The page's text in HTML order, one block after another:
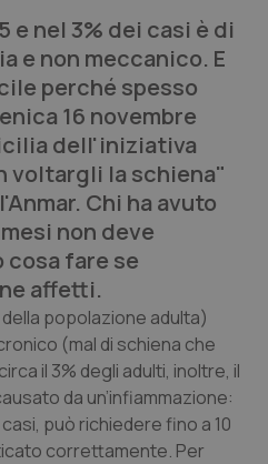
e nel 3% dei casi è di
e non meccanico. E
perché spesso
16 novembre
dell'iniziativa
voltargli la schiena"
Chi ha avuto
non deve
fare se
affetti.
della popolazione adulta)
(mal di schiena che
il 3% degli adulti, inoltre, il
da un’infiammazione:
può richiedere fino a 10
correttamente. Per